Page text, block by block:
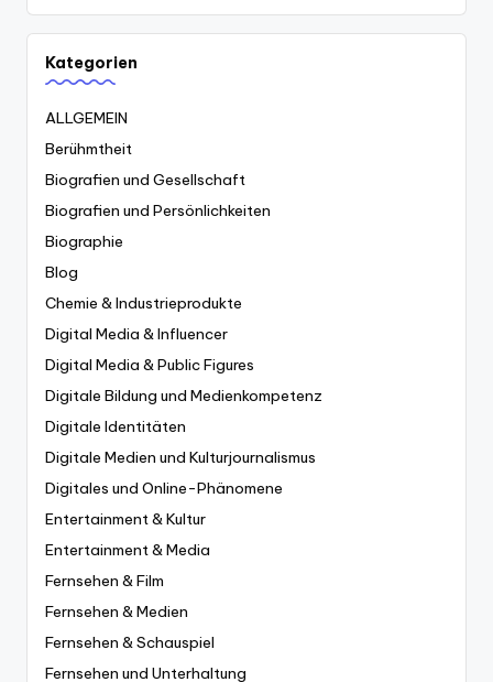
Kategorien
ALLGEMEIN
Berühmtheit
Biografien und Gesellschaft
Biografien und Persönlichkeiten
Biographie
Blog
Chemie & Industrieprodukte
Digital Media & Influencer
Digital Media & Public Figures
Digitale Bildung und Medienkompetenz
Digitale Identitäten
Digitale Medien und Kulturjournalismus
Digitales und Online-Phänomene
Entertainment & Kultur
Entertainment & Media
Fernsehen & Film
Fernsehen & Medien
Fernsehen & Schauspiel
Fernsehen und Unterhaltung